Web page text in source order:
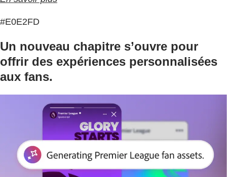
#E0E2FD
Un nouveau chapitre s’ouvre pour
offrir des expériences personnalisées
aux fans.